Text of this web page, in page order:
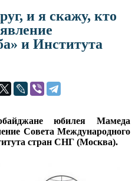
и я скажу, кто
и Института
юбилея Мамеда
Совета Международного
стран СНГ (Москва).